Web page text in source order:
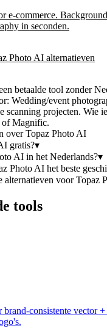
e-commerce.
in seconden.
Photo AI alternatieven
betaalde tool zonder
Wedding/event
scanning projecten. Wie
Magnific.
overTopaz Photo AI
gratis?▾
AIin het Nederlands?▾
Photo AIhet beste
alternatieven voorTopaz
tools
consistente vector